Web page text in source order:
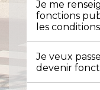
Je me
fonctions
les
Je veux
devenir